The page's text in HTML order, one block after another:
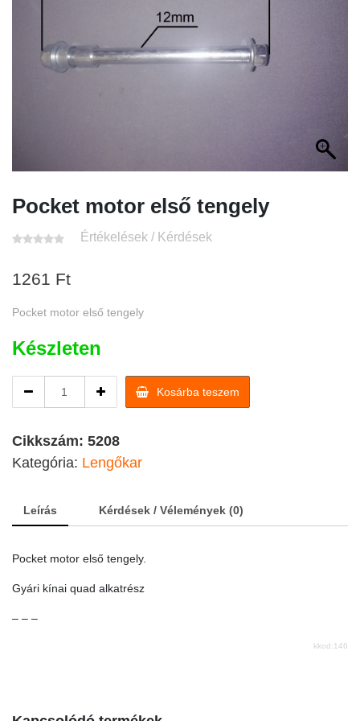
Pocket motor első tengely
Értékelések / Kérdések
1261 Ft
Pocket motor első tengely
Készleten
motor
tengely
Kosárba teszem
Cikkszám: 5208
Kategória: Lengőkar
Leírás Kérdések / Vélemények (0)
Pocket motor első tengely.
Gyári kínai quad alkatrész
– – –
kkod:146